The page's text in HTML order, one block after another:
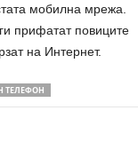
мобилна мрежа.
прифатат повиците
на Интернет.
ТЕЛЕФОН